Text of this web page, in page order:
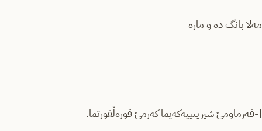
مەلا بانگ دە و ماره
[-فەرماومێ شیرینییەکەیما کەرمێ قوزەڵقورتما.